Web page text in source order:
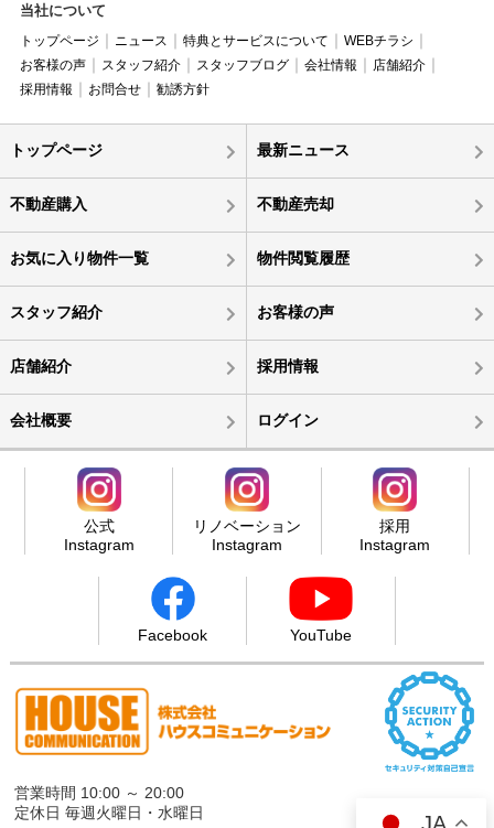
当社について
トップページ ニュース 特典とサービスについて
WEBチラシ
お客様の声
スタッフ紹介 スタッフブログ 会社情報
店舗紹介
採用情報
お問合せ 勧誘方針
トップページ 最新ニュース
不動産購入 不動産売却
お気に入り物件一覧 物件閲覧履歴
スタッフ紹介 お客様の声
店舗紹介 採用情報
会社概要 ログイン
公式
Instagram
リノベーション
Instagram
採用
Instagram
Facebook YouTube
営業時間 10:00 ～ 20:00
定休日 毎週火曜日・水曜日